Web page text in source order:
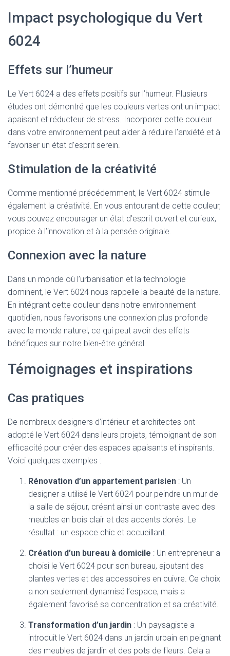
Impact psychologique du Vert
6024
Effets sur l’humeur
Le Vert 6024 a des effets positifs sur l’humeur. Plusieurs
études ont démontré que les couleurs vertes ont un impact
apaisant et réducteur de stress. Incorporer cette couleur
dans votre environnement peut aider à réduire l’anxiété et à
favoriser un état d’esprit serein.
Stimulation de la créativité
Comme mentionné précédemment, le Vert 6024 stimule
également la créativité. En vous entourant de cette couleur,
vous pouvez encourager un état d’esprit ouvert et curieux,
propice à l’innovation et à la pensée originale.
Connexion avec la nature
Dans un monde où l’urbanisation et la technologie
dominent, le Vert 6024 nous rappelle la beauté de la nature.
En intégrant cette couleur dans notre environnement
quotidien, nous favorisons une connexion plus profonde
avec le monde naturel, ce qui peut avoir des effets
bénéfiques sur notre bien-être général.
Témoignages et inspirations
Cas pratiques
De nombreux designers d’intérieur et architectes ont
adopté le Vert 6024 dans leurs projets, témoignant de son
efficacité pour créer des espaces apaisants et inspirants.
Voici quelques exemples :
Rénovation d’un appartement parisien : Un
designer a utilisé le Vert 6024 pour peindre un mur de
la salle de séjour, créant ainsi un contraste avec des
meubles en bois clair et des accents dorés. Le
résultat : un espace chic et accueillant.
Création d’un bureau à domicile : Un entrepreneur a
choisi le Vert 6024 pour son bureau, ajoutant des
plantes vertes et des accessoires en cuivre. Ce choix
a non seulement dynamisé l’espace, mais a
également favorisé sa concentration et sa créativité.
Transformation d’un jardin : Un paysagiste a
introduit le Vert 6024 dans un jardin urbain en peignant
des meubles de jardin et des pots de fleurs. Cela a